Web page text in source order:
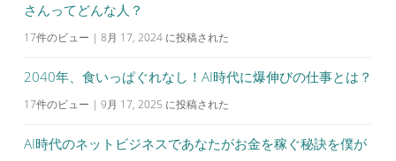
さんってどんな人？
17件のビュー | 8月 17, 2024 に投稿された
2040年、食いっぱぐれなし！AI時代に爆伸びの仕事とは？
17件のビュー | 9月 17, 2025 に投稿された
AI時代のネットビジネスであなたがお金を稼ぐ秘訣を僕が